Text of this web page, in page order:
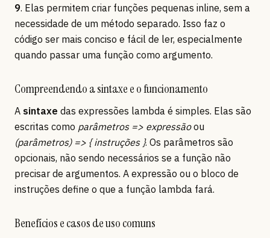
9. Elas permitem criar funções pequenas inline, sem a
necessidade de um método separado. Isso faz o
código ser mais conciso e fácil de ler, especialmente
quando passar uma função como argumento.
Compreendendo a sintaxe e o funcionamento
A sintaxe das expressões lambda é simples. Elas são
escritas como parâmetros => expressãoou
(parâmetros) => { instruções }. Os parâmetros são
opcionais, não sendo necessários se a função não
precisar de argumentos. A expressão ou o bloco de
instruções define o que a função lambda fará.
Benefícios e casos de uso comuns